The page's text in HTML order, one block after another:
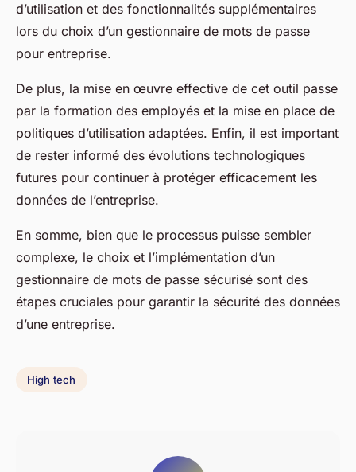
d’utilisation et des fonctionnalités supplémentaires
lors du choix d’un gestionnaire de mots de passe
pour entreprise.
De plus, la mise en œuvre effective de cet outil passe
par la formation des employés et la mise en place de
politiques d’utilisation adaptées. Enfin, il est important
de rester informé des évolutions technologiques
futures pour continuer à protéger efficacement les
données de l’entreprise.
En somme, bien que le processus puisse sembler
complexe, le choix et l’implémentation d’un
gestionnaire de mots de passe sécurisé sont des
étapes cruciales pour garantir la sécurité des données
d’une entreprise.
High tech